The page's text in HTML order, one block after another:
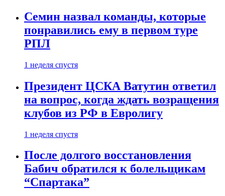
Семин назвал команды, которые
понравились ему в первом туре
РПЛ
1 неделя спустя
Президент ЦСКА Ватутин ответил
на вопрос, когда ждать возращения
клубов из РФ в Евролигу
1 неделя спустя
После долгого восстановления
Бабич обратился к болельщикам
“Спартака”